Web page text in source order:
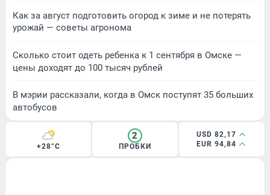
Как за август подготовить огород к зиме и не потерять
урожай — советы агронома
Сколько стоит одеть ребенка к 1 сентября в Омске —
цены доходят до 100 тысяч рублей
В мэрии рассказали, когда в Омск поступят 35 больших
автобусов
+28°C
2
ПРОБКИ
USD 82,17
EUR 94,84